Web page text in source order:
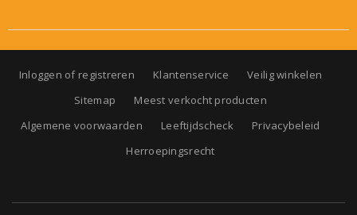
Inloggen of registreren Klantenservice
Veilig winkelen
Sitemap
Meest verkocht producten
Algemene voorwaarden
Leeftijdscheck
Privacybeleid
Herroepingsrecht